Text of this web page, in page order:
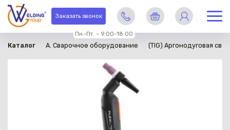
Заказать звонок
Пн.-Пт. – 9:00-18:00
Каталог A. Сварочное оборудование (TIG) Аргонодуговая
в наличии